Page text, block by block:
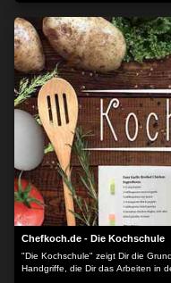
Chefkoch.de - Die Kochschule
"Die Kochschule" zeigt Dir die
Handgriffe, die Dir das Arbeiten in